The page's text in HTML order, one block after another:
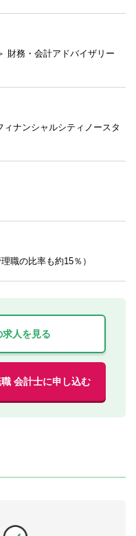
財務・会計アドバイザリー
ナンシャルシティノースタ
職の比率も約15％）
人を見る
会計士に申し込む